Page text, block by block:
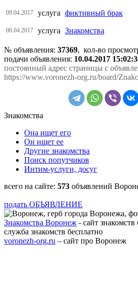
09.04.2017 услуга фиктивный брак
06.04.2017 услуга Знакомства
№ объявления: 37369, кол-во
подачи объявления: 10.04.2017
постоянный адрес страницы с
https://www.voronezh-org.ru/board/
Знакомства
Она ищет его
Он ищет ее
Другие знакомства
Поиск попутчиков
Интим-услуги, досуг
всего на сайте: 573 объявлений
подать ОБЪЯВЛЕНИЕ
Знакомства Воронеж - сайт знакомств
служба знакомств бесплатно
voronezh-org.ru – сайт про Воронеж